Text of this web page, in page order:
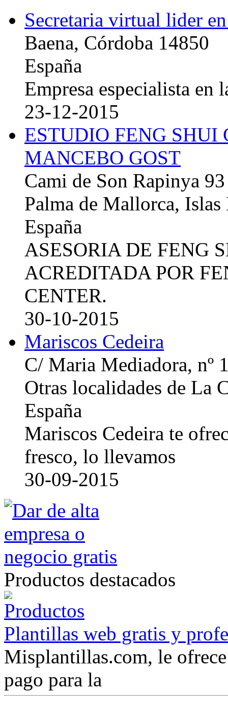
Secretaria virtual lider
Baena, Córdoba 14850
España
Empresa especialista en
23-12-2015
ESTUDIO FENG
MANCEBO GOST
Cami de Son Rapinya 93
Palma de Mallorca, Islas
España
ASESORIA DE FENG
ACREDITADA POR
CENTER.
30-10-2015
Mariscos Cedeira
C/ Maria Mediadora, nº
Otras localidades de La
España
Mariscos Cedeira te
fresco, lo llevamos
30-09-2015
Productos destacados
Plantillas web gratis y
Misplantillas.com, le
pago para la